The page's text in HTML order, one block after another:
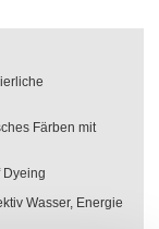
Färben mit
Dyeing
Wasser, Energie